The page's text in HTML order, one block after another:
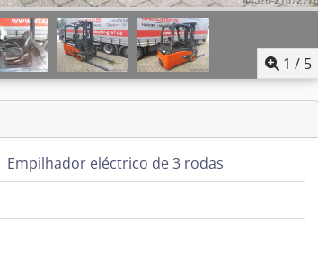
1 / 5
Empilhador eléctrico de 3 rodas